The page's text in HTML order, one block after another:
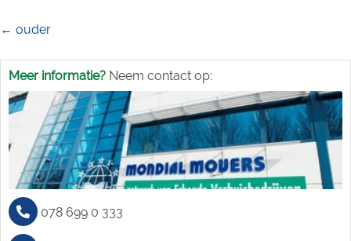
← ouder
Meer informatie? Neem contact op:
078 699 0 333